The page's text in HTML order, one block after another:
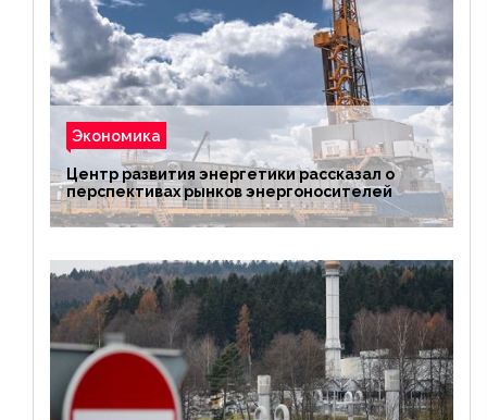
Экономика
Центр развития энергетики рассказал о
перспективах рынков энергоносителей